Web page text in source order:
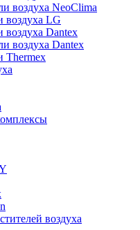
воздуха NeoClima
воздуха LG
воздуха Dantex
воздуха Dantex
Thermex
воздуха